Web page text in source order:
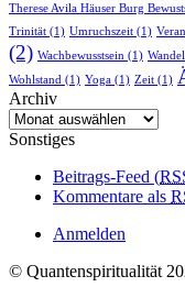
Therese Avila Häuser Burg
Trinität (1) Umruchszeit (1)
(2) Wachbewusstsein (1) Wandel
Wohlstand (1) Yoga (1) Zeit (1)
Archiv
Archiv
Sonstiges
Beitrags-Feed (
Kommentare als
Anmelden
© Quantenspiritualität